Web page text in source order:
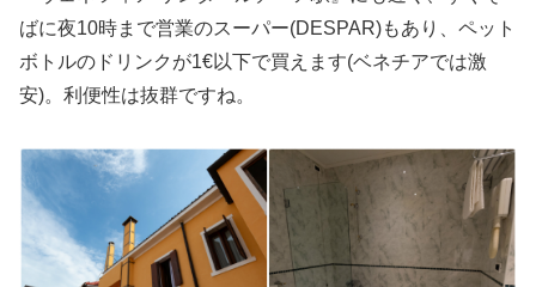
ばに夜10時まで営業のスーパー(DESPAR)もあり、ペット
ボトルのドリンクが1€以下で買えます(ベネチアでは激
安)。利便性は抜群ですね。